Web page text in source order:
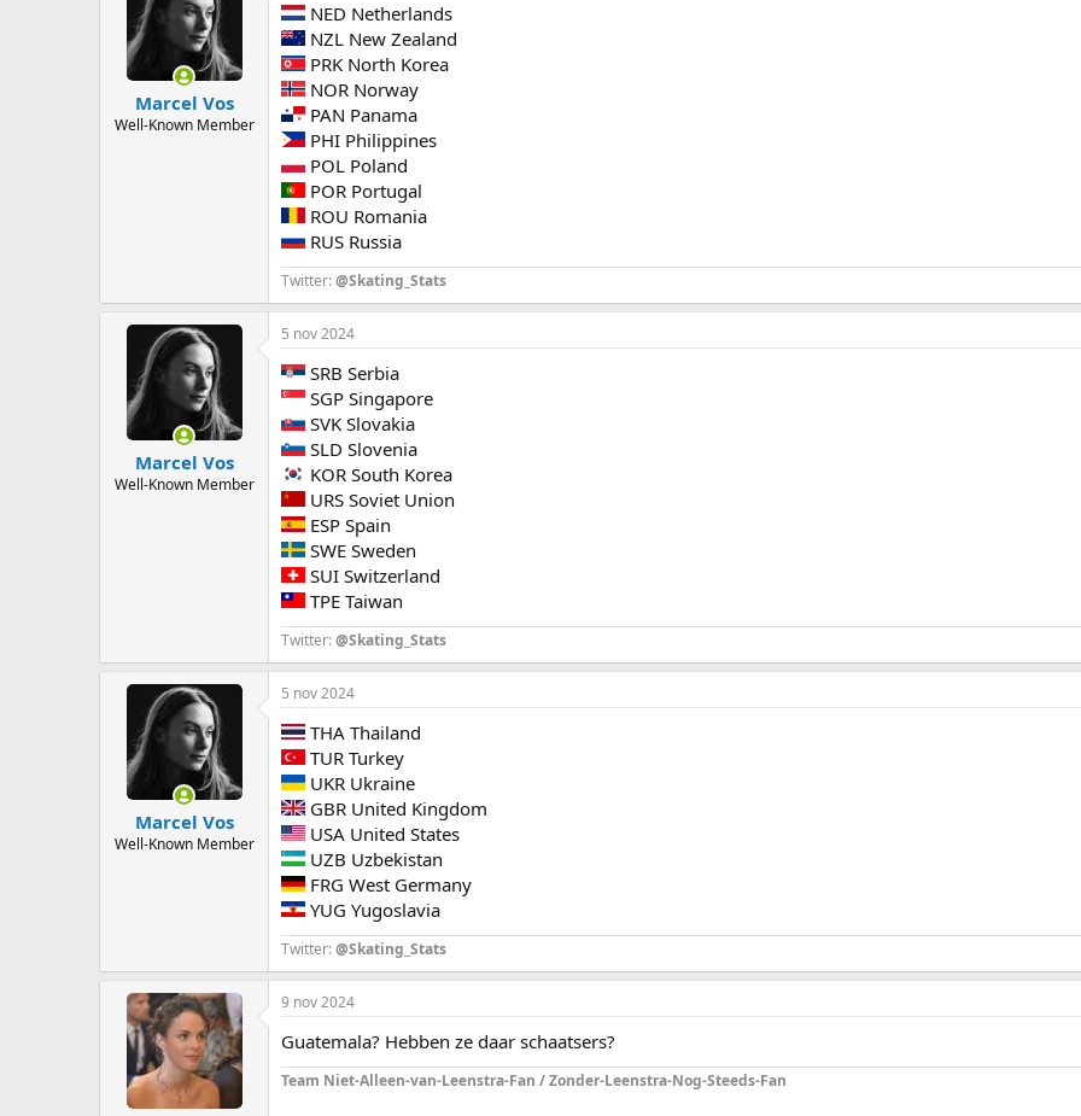
Marcel Vos
Well-Known Member
NED Netherlands
NZL New Zealand
PRK North Korea
NOR Norway
PAN Panama
PHI Philippines
POL Poland
POR Portugal
ROU Romania
RUS Russia
Twitter:@Skating_Stats
Marcel Vos
Well-Known Member
5 nov 2024
SRB Serbia
SGP Singapore
SVK Slovakia
SLD Slovenia
KOR South Korea
URS Soviet Union
ESP Spain
SWE Sweden
SUI Switzerland
TPE Taiwan
Twitter:@Skating_Stats
Marcel Vos
Well-Known Member
5 nov 2024
THA Thailand
TUR Turkey
UKR Ukraine
GBR United Kingdom
USA United States
UZB Uzbekistan
FRG West Germany
YUG Yugoslavia
Twitter:@Skating_Stats
9 nov 2024
Guatemala? Hebben ze daar schaatsers?
Team Niet-Alleen-van-Leenstra-Fan / Zonder-Leenstra-Nog-Steeds-Fan